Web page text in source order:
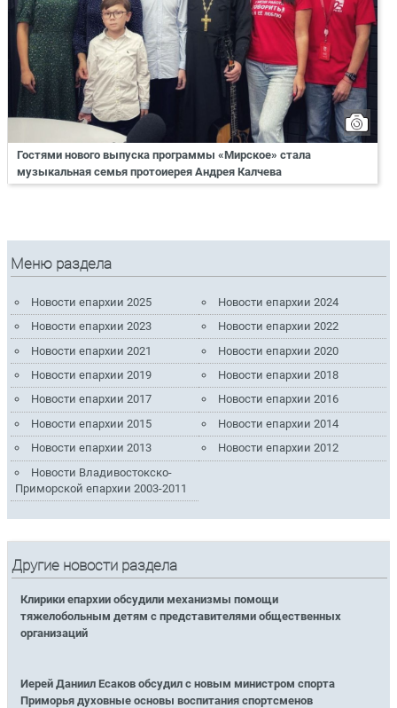
Гостями нового выпуска программы «Мирское» стала
музыкальная семья протоиерея Андрея Калчева
Меню раздела
Новости епархии 2025
Новости епархии 2024
Новости епархии 2023
Новости епархии 2022
Новости епархии 2021
Новости епархии 2020
Новости епархии 2019
Новости епархии 2018
Новости епархии 2017
Новости епархии 2016
Новости епархии 2015
Новости епархии 2014
Новости епархии 2013
Новости епархии 2012
Новости Владивостокско-
Приморской епархии 2003-2011
Другие новости раздела
Клирики епархии обсудили механизмы помощи
тяжелобольным детям с представителями общественных
организаций
Иерей Даниил Есаков обсудил с новым министром спорта
Приморья духовные основы воспитания спортсменов